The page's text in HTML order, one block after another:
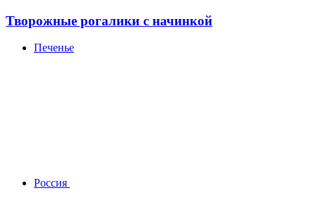
Творожные рогалики с начинкой
Печенье
Россия